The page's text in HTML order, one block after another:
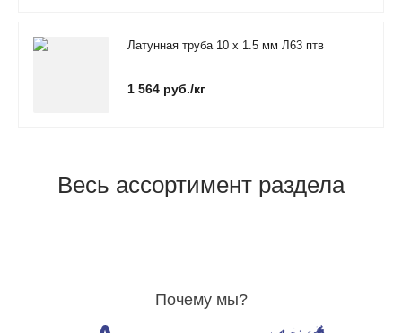
Латунная труба 10 х 1.5 мм Л63 птв
1 564 руб./кг
Весь ассортимент раздела
Почему мы?